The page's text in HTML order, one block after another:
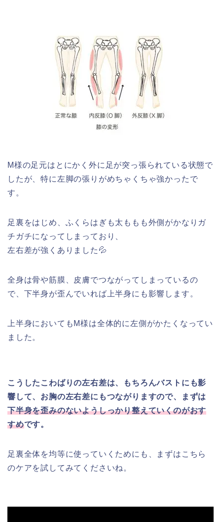
M様の足元はとにかく外に足が突っ張られている状態で
したが、特に左脚の張りがめちゃくちゃ強かったで
す。
足裏をはじめ、ふくらはぎも太ももも外側がかなりガ
チガチになってしまっており、
左右差が強くありました💦
全身は骨や筋膜、皮膚でつながってしまっているの
で、下半身が歪んでいれば上半身にも影響します。
上半身においてもM様は全体的に左側がかたくなってい
ました。
こうしたこわばりの左右差は、もちろんバストにも影
響して、お胸の左右差にもつながりますので、まずは
下半身を歪みのないようしっかり整えていくのがおす
すめです。
足裏全体を均等に使っていくためにも、まずはこちら
のケアを試してみてくださいね。